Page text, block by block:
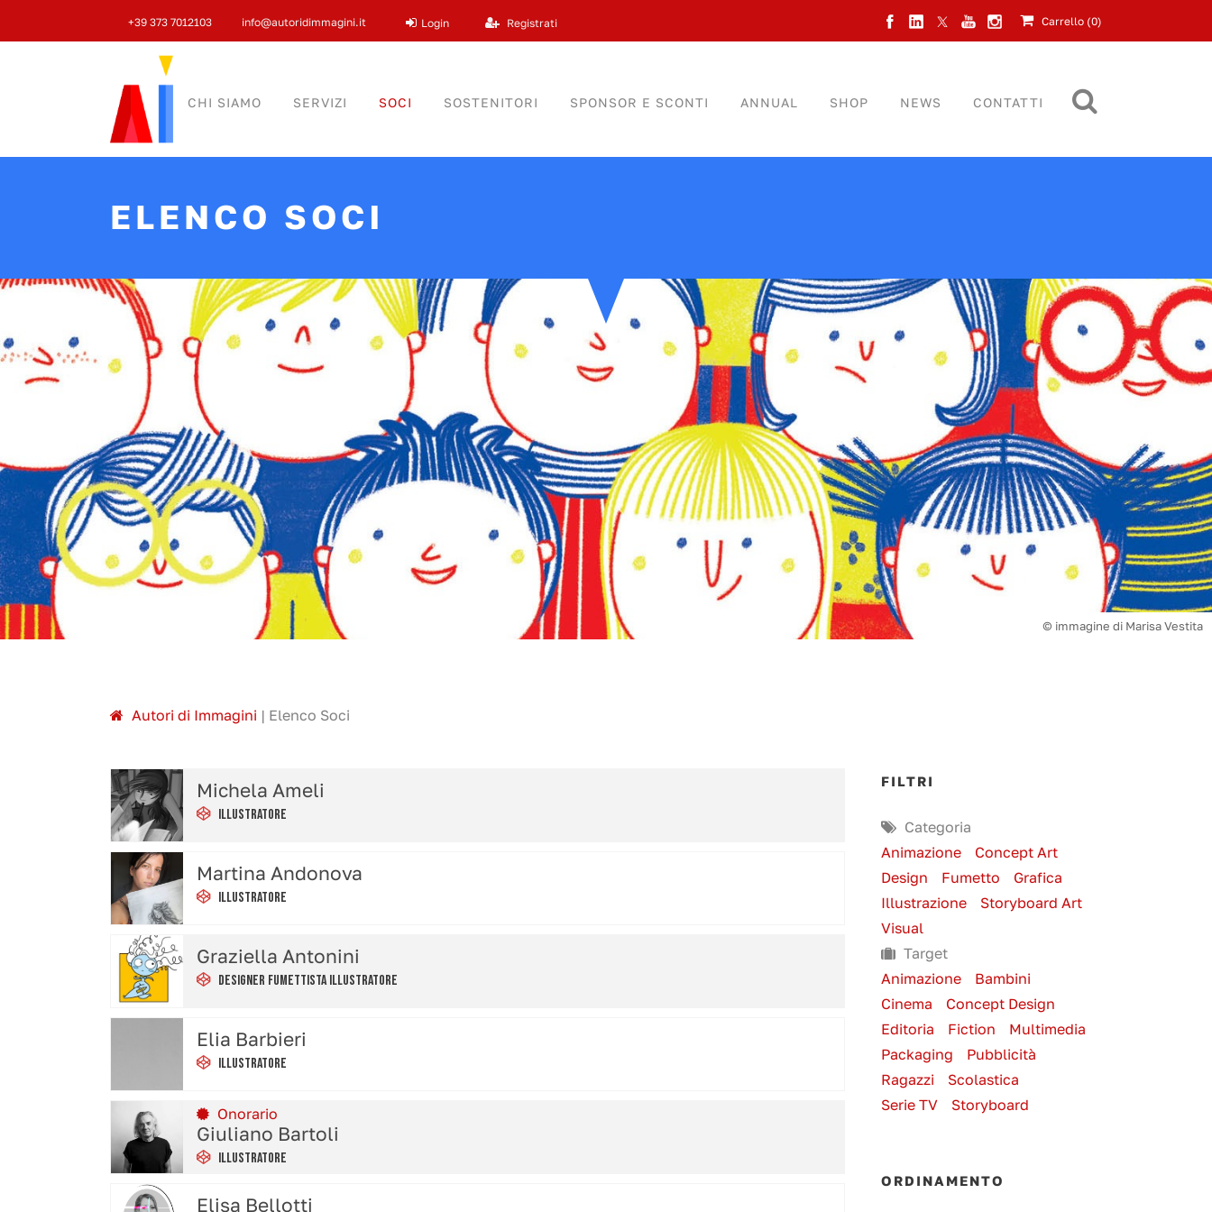
+39 373 7012103 info@autoridimmagini.it Login Registrati Carrello (0)
CHI SIAMO SERVIZI SOCI SOSTENITORI SPONSOR E SCONTI ANNUAL SHOP NEWS CONTATTI
ELENCO SOCI
© immagine di Marisa Vestita
Autori di Immagini | Elenco Soci
Michela Ameli
Illustratore
Martina Andonova
Illustratore
Graziella Antonini
Designer Fumettista Illustratore
Elia Barbieri
Illustratore
Onorario
Giuliano Bartoli
Illustratore
Elisa Bellotti
FILTRI
Categoria
Animazione
Concept Art
Design
Fumetto
Grafica
Illustrazione
Storyboard Art
Visual
Target
Animazione
Bambini
Cinema
Concept Design
Editoria
Fiction
Multimedia
Packaging
Pubblicità
Ragazzi
Scolastica
Serie TV
Storyboard
ORDINAMENTO